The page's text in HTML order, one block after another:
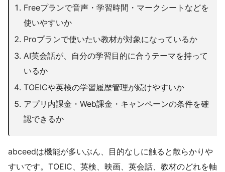
Freeプランで音声・学習時間・マークシートなどを
使いやすいか
Proプランで使いたい教材が対象になっているか
AI英会話が、自分の学習目的に合うテーマを持って
いるか
TOEICや英検の学習履歴管理が続けやすいか
アプリ内課金・Web課金・キャンペーンの条件を確
認できるか
abceedは機能が多いぶん、目的なしに触ると散らかりや
すいです。TOEIC、英検、映画、英会話、教材のどれを軸